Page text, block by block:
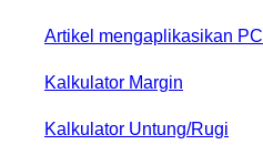
Artikel mengaplikasikan PCI
Kalkulator Margin
Kalkulator Untung/Rugi